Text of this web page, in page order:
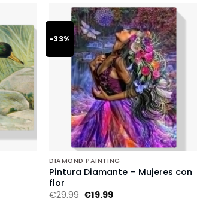
-33%
DIAMOND PAINTING
Pintura Diamante – Mujeres con
flor
€29.99 €19.99